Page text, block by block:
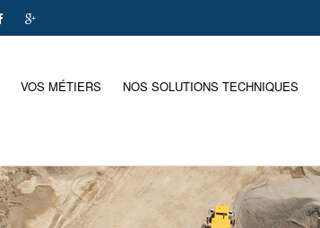
VOS MÉTIERS NOS SOLUTIONS TECHNIQUES